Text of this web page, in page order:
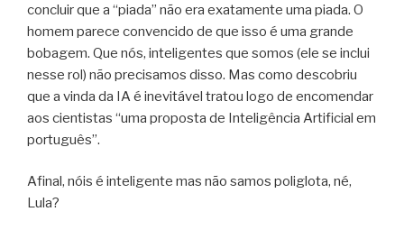
concluir que a “piada” não era exatamente uma piada. O
homem parece convencido de que isso é uma grande
bobagem. Que nós, inteligentes que somos (ele se inclui
nesse rol) não precisamos disso. Mas como descobriu
que a vinda da IA é inevitável tratou logo de encomendar
aos cientistas “uma proposta de Inteligência Artificial em
português”.
Afinal, nóis é inteligente mas não samos poliglota, né,
Lula?